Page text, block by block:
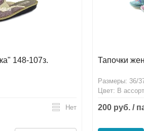
148-107з.
Нет
Тапочки
Размеры: 36/
Цвет: В
200 руб. /